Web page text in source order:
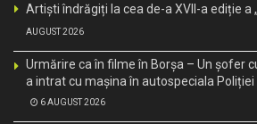
Artiști îndrăgiți la cea de-a XVII-a ediție a
AUGUST 2026
Urmărire ca în filme în Borșa – Un șofer
a intrat cu mașina în autospeciala Poliției
6 AUGUST 2026